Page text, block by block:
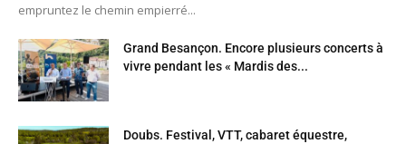
empruntez le chemin empierré...
Grand Besançon. Encore plusieurs concerts à
vivre pendant les « Mardis des...
Doubs. Festival, VTT, cabaret équestre,